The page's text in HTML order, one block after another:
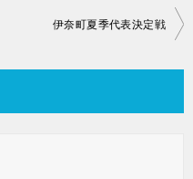
伊奈町夏季代表決定戦